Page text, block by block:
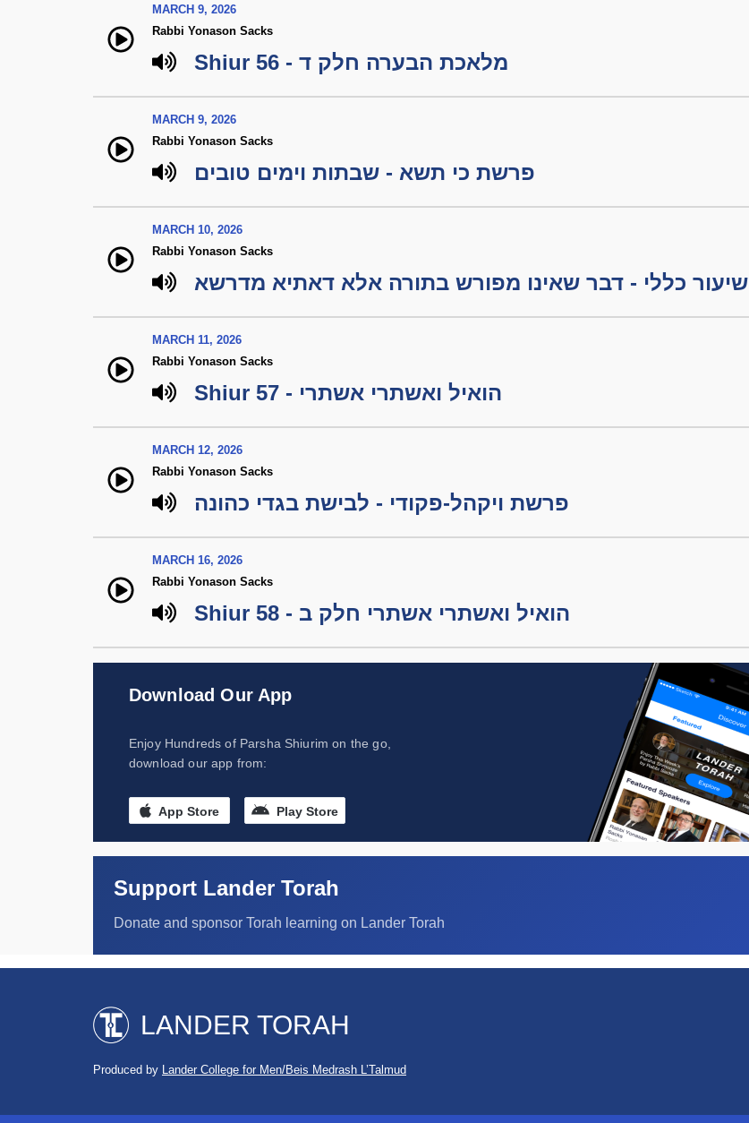
MARCH 9, 2026
Rabbi Yonason Sacks
Shiur 56 - מלאכת הבערה חלק ד
MARCH 9, 2026
Rabbi Yonason Sacks
פרשת כי תשא - שבתות וימים טובים
MARCH 10, 2026
Rabbi Yonason Sacks
שיעור כללי - דבר שאינו מפורש בתורה אלא דאתיא מדרשא
MARCH 11, 2026
Rabbi Yonason Sacks
Shiur 57 - הואיל ואשתרי אשתרי
MARCH 12, 2026
Rabbi Yonason Sacks
פרשת ויקהל-פקודי - לבישת בגדי כהונה
MARCH 16, 2026
Rabbi Yonason Sacks
Shiur 58 - הואיל ואשתרי אשתרי חלק ב
Download Our App
Enjoy Hundreds of Parsha Shiurim on the go,
download our app from:
App Store Play Store
Support Lander Torah
Donate and sponsor Torah learning on Lander Torah
LANDER TORAH
Produced by Lander College for Men/Beis Medrash L’Talmud